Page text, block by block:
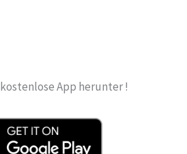
App herunter !